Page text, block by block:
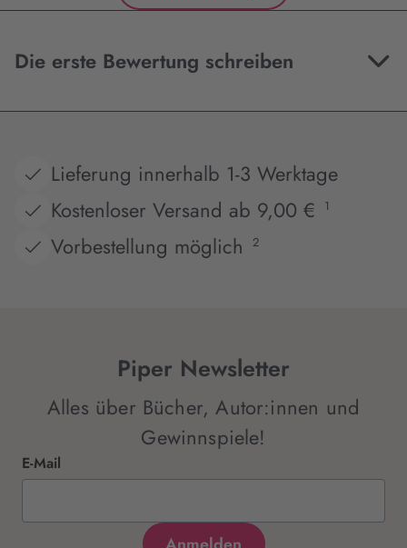
Die erste Bewertung schreiben
Lieferung innerhalb 1-3 Werktage
Kostenloser Versand ab 9,00 €
1
Vorbestellung möglich 2
Piper Newsletter
Alles über Bücher, Autor:innen und
Gewinnspiele!
E-Mail